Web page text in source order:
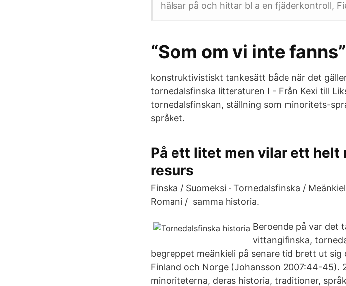
hälsar på och hittar bl a en fjäderkontroll,
“Som om vi inte
konstruktivistiskt tankesätt både när det
tornedalsfinska litteraturen I - Från Kexi till
tornedalsfinskan, ställning som minoritets-
språket.
På ett litet men vilar ett
resurs
Finska / Suomeksi · Tornedalsfinska /
Romani / samma historia.
Beroende på var det
vittangifinska,
begreppet meänkieli på senare tid brett ut
Finland och Norge (Johansson 2007:44-45).
minoriteterna, deras historia, traditioner,